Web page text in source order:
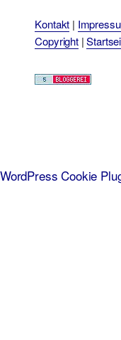
Kontakt |
Copyright|
WordPress Cookie